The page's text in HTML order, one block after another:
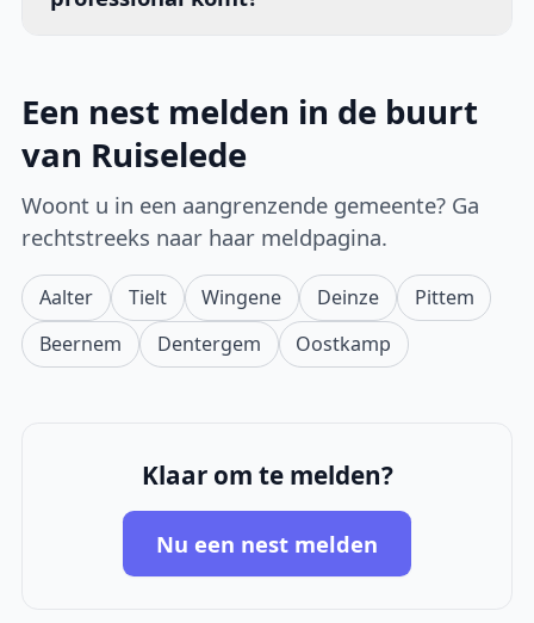
Een nest melden in de buurt
van Ruiselede
Woont u in een aangrenzende gemeente? Ga
rechtstreeks naar haar meldpagina.
Aalter Tielt Wingene Deinze
Pittem
Beernem
Dentergem Oostkamp
Klaar om te melden?
Nu een nest melden